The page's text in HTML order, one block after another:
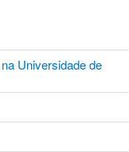
Universidade de